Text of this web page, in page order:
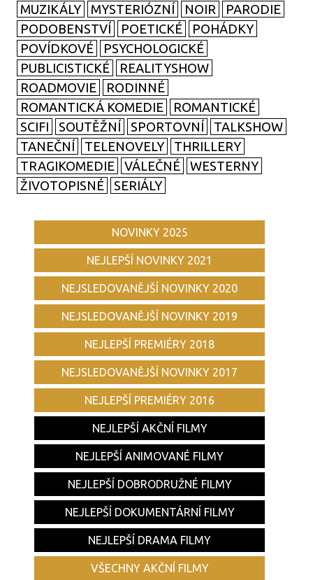
MUZIKÁLY
MYSTERIÓZNÍ NOIR
PARODIE
PODOBENSTVÍ
POETICKÉ
POHÁDKY
POVÍDKOVÉ
PSYCHOLOGICKÉ
PUBLICISTICKÉ
REALITYSHOW
ROADMOVIE
RODINNÉ
ROMANTICKÁ KOMEDIE
ROMANTICKÉ
SCIFI
SOUTĚŽNÍ SPORTOVNÍ
TALKSHOW
TANEČNÍ
TELENOVELY
THRILLERY
TRAGIKOMEDIE
VÁLEČNÉ
WESTERNY
ŽIVOTOPISNÉ
SERIÁLY
NOVINKY 2025
NEJLEPŠÍ NOVINKY 2021
NEJSLEDOVANĚJŠÍ NOVINKY 2020
NEJSLEDOVANĚJŠÍ NOVINKY 2019
NEJLEPŠÍ PREMIÉRY 2018
NEJSLEDOVANĚJŠÍ NOVINKY 2017
NEJLEPŠÍ PREMIÉRY 2016
NEJLEPŠÍ AKČNÍ FILMY
NEJLEPŠÍ ANIMOVANÉ FILMY
NEJLEPŠÍ DOBRODRUŽNÉ FILMY
NEJLEPŠÍ DOKUMENTÁRNÍ FILMY
NEJLEPŠÍ DRAMA FILMY
VŠECHNY AKČNÍ FILMY